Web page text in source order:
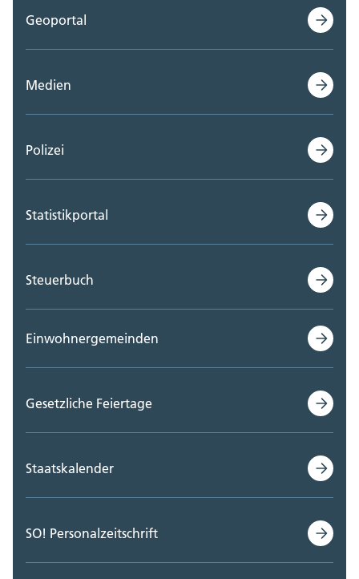
Geoportal
Medien
Polizei
Statistikportal
Steuerbuch
Einwohnergemeinden
Gesetzliche Feiertage
Staatskalender
SO! Personalzeitschrift